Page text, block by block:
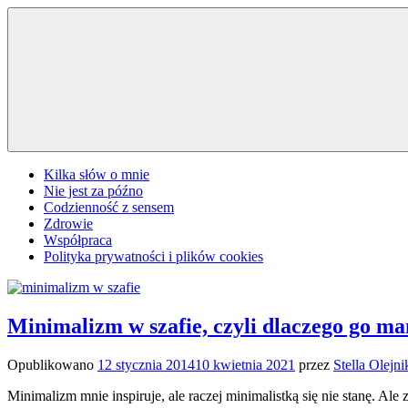
Przejdź
Kilka słów o mnie
Nie jest za późno
Codzienność z sensem
Zdrowie
Współpraca
Polityka prywatności i plików cookies
Minimalizm w szafie, czyli dlaczego go
Opublikowano 12 stycznia 201410 kwietnia 2021 przez Stella
Minimalizm mnie inspiruje, ale raczej minimalistką się nie stanę.